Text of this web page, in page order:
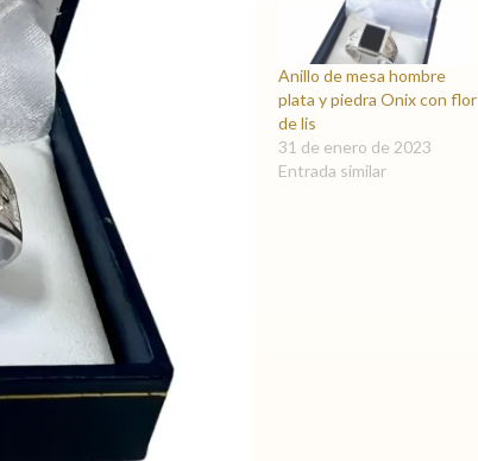
Anillo de mesa hombre
plata y piedra Onix con flor
de lis
31 de enero de 2023
Entrada similar